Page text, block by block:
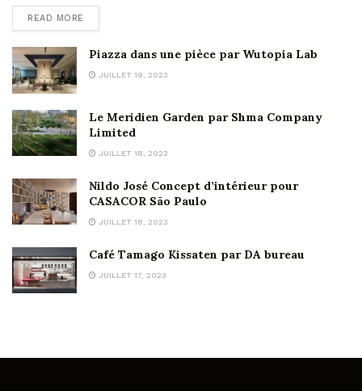
READ MORE
Piazza dans une pièce par Wutopia Lab
JUILLET 19, 2023
Le Meridien Garden par Shma Company
Limited
JUILLET 18, 2023
Nildo José Concept d’intérieur pour
CASACOR São Paulo
JUILLET 18, 2023
Café Tamago Kissaten par DA bureau
JUILLET 17, 2023